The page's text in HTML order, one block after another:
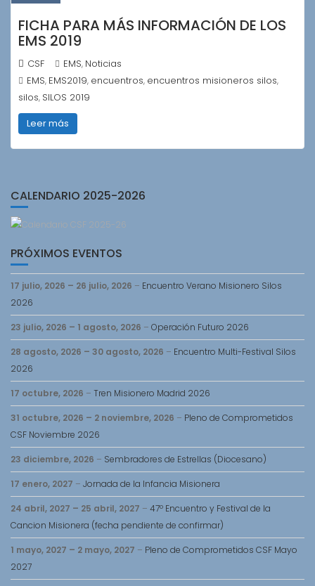
FICHA PARA MÁS INFORMACIÓN DE LOS
EMS 2019
CSF EMS, Noticias
EMS, EMS2019, encuentros, encuentros misioneros silos,
silos, SILOS 2019
Leer más
CALENDARIO 2025-2026
PRÓXIMOS EVENTOS
17 julio, 2026 – 26 julio, 2026 – Encuentro Verano Misionero Silos
2026
23 julio, 2026 – 1 agosto, 2026 – Operación Futuro 2026
28 agosto, 2026 – 30 agosto, 2026 – Encuentro Multi-Festival Silos
2026
17 octubre, 2026 – Tren Misionero Madrid 2026
31 octubre, 2026 – 2 noviembre, 2026 – Pleno de Comprometidos
CSF Noviembre 2026
23 diciembre, 2026 – Sembradores de Estrellas (Diocesano)
17 enero, 2027 – Jornada de la Infancia Misionera
24 abril, 2027 – 25 abril, 2027 – 47º Encuentro y Festival de la
Cancion Misionera (fecha pendiente de confirmar)
1 mayo, 2027 – 2 mayo, 2027 – Pleno de Comprometidos CSF Mayo
2027